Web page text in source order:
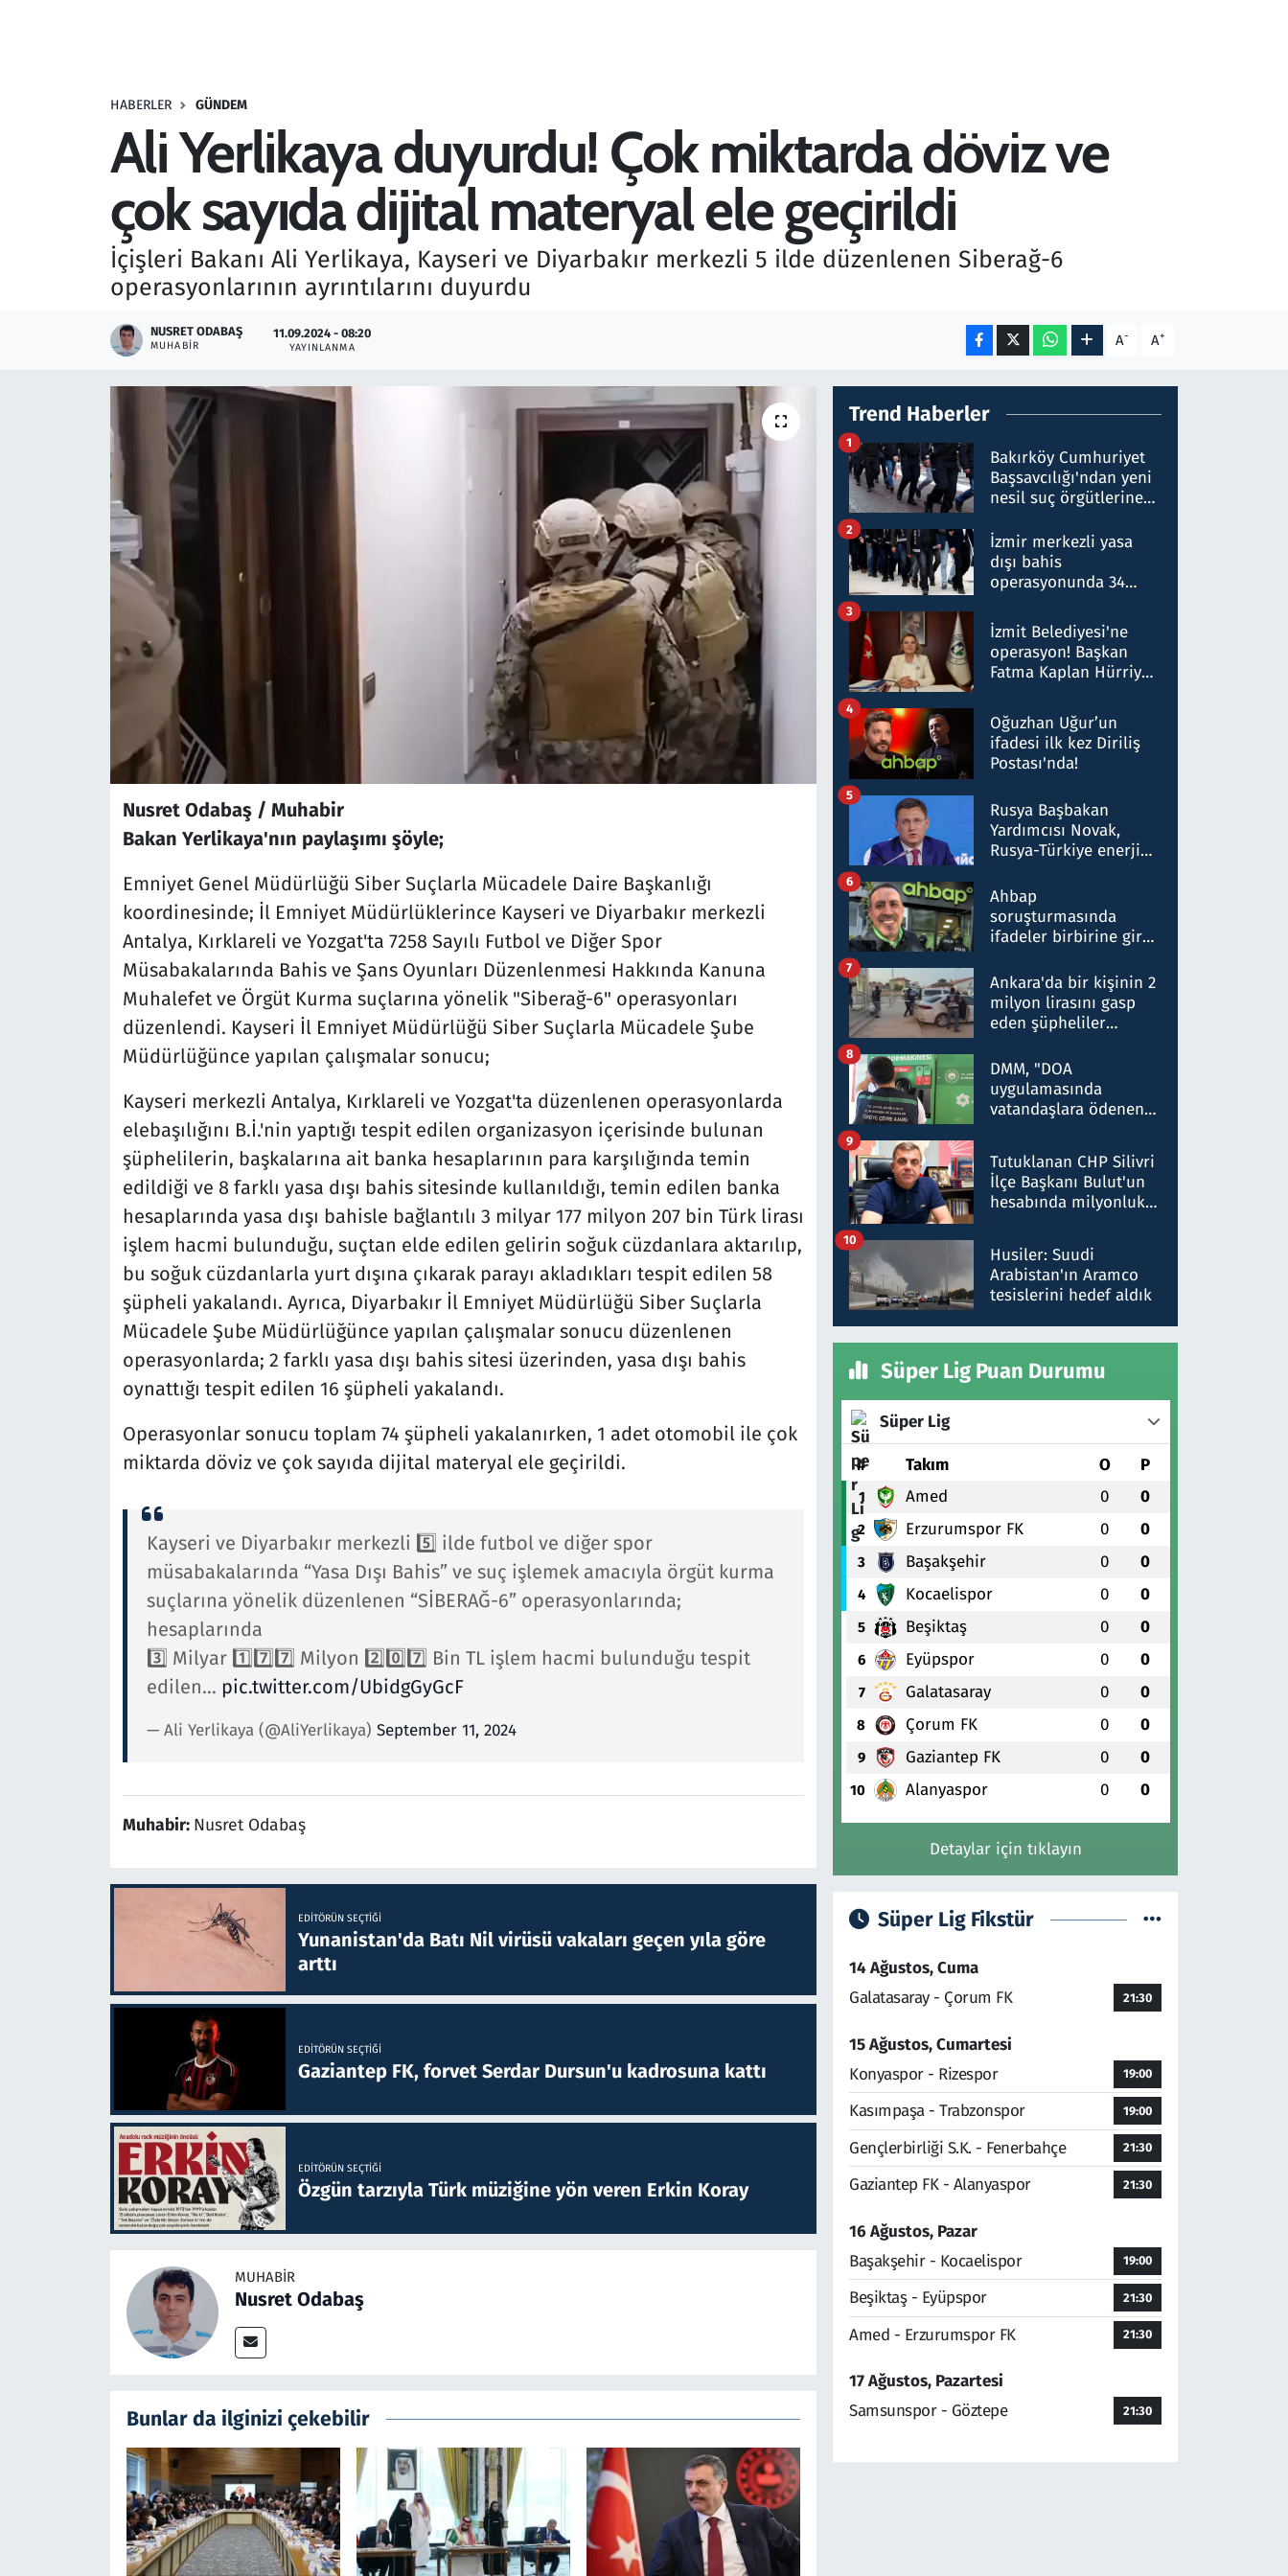
HABERLER GÜNDEM
Ali Yerlikaya duyurdu! Çok miktarda döviz ve
çok sayıda dijital materyal ele geçirildi
İçişleri Bakanı Ali Yerlikaya, Kayseri ve Diyarbakır merkezli 5 ilde düzenlenen Siberağ-6
operasyonlarının ayrıntılarını duyurdu
NUSRET ODABAŞ
MUHABIR
11.09.2024 - 08:20
YAYINLANMA A- A+
Nusret Odabaş / Muhabir
Bakan Yerlikaya'nın paylaşımı şöyle;
Emniyet Genel Müdürlüğü Siber Suçlarla Mücadele Daire Başkanlığı
koordinesinde; İl Emniyet Müdürlüklerince Kayseri ve Diyarbakır merkezli
Antalya, Kırklareli ve Yozgat'ta 7258 Sayılı Futbol ve Diğer Spor
Müsabakalarında Bahis ve Şans Oyunları Düzenlenmesi Hakkında Kanuna
Muhalefet ve Örgüt Kurma suçlarına yönelik "Siberağ-6" operasyonları
düzenlendi. Kayseri İl Emniyet Müdürlüğü Siber Suçlarla Mücadele Şube
Müdürlüğünce yapılan çalışmalar sonucu;
Kayseri merkezli Antalya, Kırklareli ve Yozgat'ta düzenlenen operasyonlarda
elebaşılığını B.İ.'nin yaptığı tespit edilen organizasyon içerisinde bulunan
şüphelilerin, başkalarına ait banka hesaplarının para karşılığında temin
edildiği ve 8 farklı yasa dışı bahis sitesinde kullanıldığı, temin edilen banka
hesaplarında yasa dışı bahisle bağlantılı 3 milyar 177 milyon 207 bin Türk lirası
işlem hacmi bulunduğu, suçtan elde edilen gelirin soğuk cüzdanlara aktarılıp,
bu soğuk cüzdanlarla yurt dışına çıkarak parayı akladıkları tespit edilen 58
şüpheli yakalandı. Ayrıca, Diyarbakır İl Emniyet Müdürlüğü Siber Suçlarla
Mücadele Şube Müdürlüğünce yapılan çalışmalar sonucu düzenlenen
operasyonlarda; 2 farklı yasa dışı bahis sitesi üzerinden, yasa dışı bahis
oynattığı tespit edilen 16 şüpheli yakalandı.
Operasyonlar sonucu toplam 74 şüpheli yakalanırken, 1 adet otomobil ile çok
miktarda döviz ve çok sayıda dijital materyal ele geçirildi.
Kayseri ve Diyarbakır merkezli 5️⃣ ilde futbol ve diğer spor
müsabakalarında “Yasa Dışı Bahis” ve suç işlemek amacıyla örgüt kurma
suçlarına yönelik düzenlenen “SİBERAĞ-6” operasyonlarında;
hesaplarında
3️⃣ Milyar 1️⃣7️⃣7️⃣ Milyon 2️⃣0️⃣7️⃣ Bin TL işlem hacmi bulunduğu tespit
edilen… pic.twitter.com/UbidgGyGcF
— Ali Yerlikaya (@AliYerlikaya) September 11, 2024
Muhabir: Nusret Odabaş
EDITÖRÜN SEÇTIĞI
Yunanistan'da Batı Nil virüsü vakaları geçen yıla göre
arttı
EDITÖRÜN SEÇTIĞI
Gaziantep FK, forvet Serdar Dursun'u kadrosuna kattı
EDITÖRÜN SEÇTIĞI
Özgün tarzıyla Türk müziğine yön veren Erkin Koray
MUHABIR
Nusret Odabaş
Bunlar da ilginizi çekebilir
Trend Haberler
Bakırköy Cumhuriyet
Başsavcılığı'ndan yeni
nesil suç örgütlerine
hakkında gözaltı kararı
1
İzmir merkezli yasa
dışı bahis
operasyonunda 34
Milyar liralık para
trafiği tespit edildi
2
İzmit Belediyesi'ne
operasyon! Başkan
Fatma Kaplan Hürriyet
3
Oğuzhan Uğur’un
ifadesi ilk kez Diriliş
Postası'nda!
4
Rusya Başbakan
Yardımcısı Novak,
Rusya-Türkiye enerji
nitelikte olduğunu
belirtti
5
Ahbap
soruşturmasında
ifadeler birbirine girdi:
ifadelerinden ortaya
çıkan tablo şok etti
6
Ankara'da bir kişinin 2
milyon lirasını gasp
eden şüpheliler
7
DMM, "DOA
uygulamasında
vatandaşlara ödenen
düşürüldüğü" iddiasını
yalanladı
8
Tutuklanan CHP Silivri
İlçe Başkanı Bulut'un
hesabında milyonluk
talimat verdi, ben
gönderdim
9
Husiler: Suudi
Arabistan'ın Aramco
tesislerini hedef aldık
10
Süper Lig Puan Durumu
Süper Lig
# Takım O P
1 Amed 0 0
2 Erzurumspor FK 0 0
3 Başakşehir 0 0
4 Kocaelispor 0 0
5 Beşiktaş 0 0
6 Eyüpspor 0 0
7 Galatasaray 0 0
8 Çorum FK 0 0
9 Gaziantep FK 0 0
10 Alanyaspor 0 0
Detaylar için tıklayın
Süper Lig Fikstür
14 Ağustos, Cuma
Galatasaray - Çorum FK
21:30
15 Ağustos, Cumartesi
Konyaspor - Rizespor
19:00
Kasımpaşa - Trabzonspor 19:00
Gençlerbirliği S.K. - Fenerbahçe 21:30
Gaziantep FK - Alanyaspor 21:30
16 Ağustos, Pazar
Başakşehir - Kocaelispor
19:00
Beşiktaş - Eyüpspor 21:30
Amed - Erzurumspor FK 21:30
17 Ağustos, Pazartesi
Samsunspor - Göztepe
21:30
Savunma Sanayi
Seçim 2023
Teknoloji ve Bilim
Televizyon